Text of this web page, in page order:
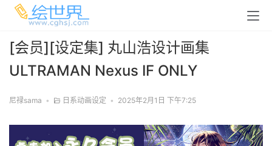
[会员][设定集] 丸山浩设计画集
ULTRAMAN Nexus IF ONLY
尼禄sama • 日系动画设定 • 2025年2月1日 下午7:25